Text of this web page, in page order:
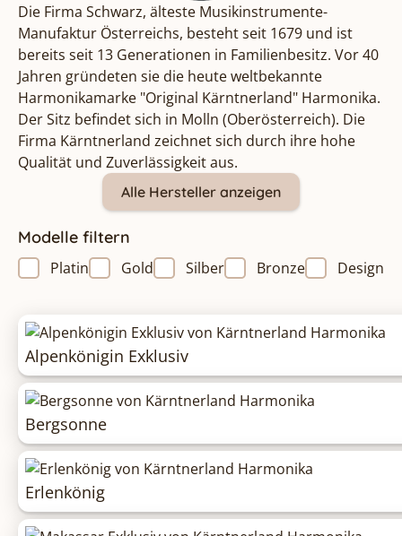
Die Firma Schwarz, älteste Musikinstrumente-
Manufaktur Österreichs, besteht seit 1679 und ist
bereits seit 13 Generationen in Familienbesitz. Vor 40
Jahren gründeten sie die heute weltbekannte
Harmonikamarke "Original Kärntnerland" Harmonika.
Der Sitz befindet sich in Molln (Oberösterreich). Die
Firma Kärntnerland zeichnet sich durch ihre hohe
Qualität und Zuverlässigkeit aus.
Alle Hersteller anzeigen
Modelle filtern
Platin Gold Silber Bronze Design
Alpenkönigin Exklusiv
Bergsonne
Erlenkönig